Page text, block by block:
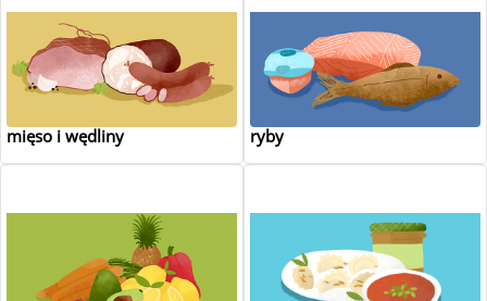
mięso i wędliny ryby